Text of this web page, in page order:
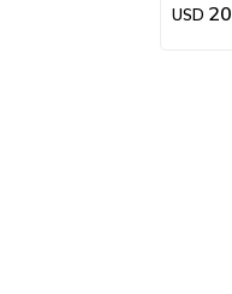
USD 20